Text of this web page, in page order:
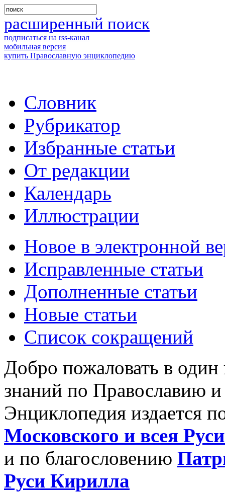
расширенный поиск
подписаться на rss-канал
мобильная версия
купить Православную энциклопедию
Словник
Рубрикатор
Избранные статьи
От редакции
Календарь
Иллюстрации
Новое в электронной
Исправленные статьи
Дополненные статьи
Новые статьи
Список сокращений
Добро пожаловать в
знаний по Православию
Энциклопедия издается
Московского и всея
и по благословению
Руси Кирилла